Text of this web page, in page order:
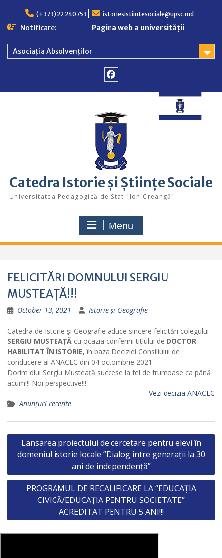
content
(+373) 22 240753 istoriesistiintesociale@upsc.md
Notificare: Pagina web a universității
Asociația Absolvenților
Catedra Istorie și Științe Sociale
Universitatea Pedagogică de Stat "Ion Creangă"
Menu
FELICITĂRI DOMNULUI SERGIU
MUSTEAȚĂ!!!
October 13, 2021 Istorie și Geografie
Catedra de Istorie și Geografie aduce sincere felicitări colegului
SERGIU MUSTEAȚĂ cu ocazia conferirii titlului de DOCTOR
HABILITAT ÎN ISTORIE, în baza Deciziei Consiliului de
conducere al ANACEC din 04 octombrie 2021.
Dorim dlui Sergiu Musteață succese la fel de frumoase ca până
acum!!! Noi perspective!!!
Vezi decizia ANACEC
Anunțuri recente
Post
navigation
Lansarea proiectului de cercetare pentru elevi în
domeniul istorie locale ”Dialog între generații la 30
ani de independență”
PROGRAMUL DE RECALIFICARE LA “EDUCAȚIA
CIVICĂ/EDUCAȚIA PENTRU SOCIETATE”
ACREDITAT PENTRU 5 ANI!!!